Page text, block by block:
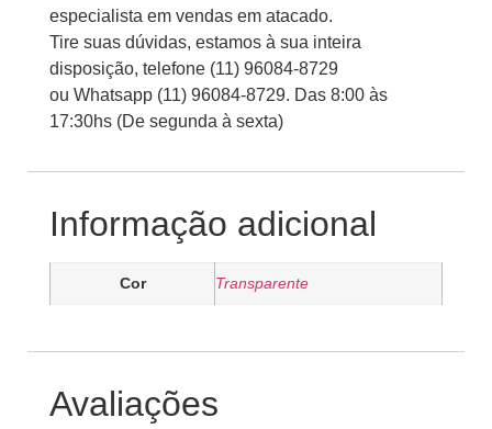
especialista em vendas em atacado.
Tire suas dúvidas, estamos à sua inteira
disposição, telefone (11) 96084-8729
ou Whatsapp (11) 96084-8729. Das 8:00 às
17:30hs (De segunda à sexta)
Informação adicional
Cor Transparente
Avaliações